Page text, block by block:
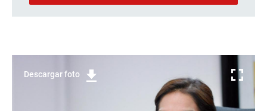
Descargar foto